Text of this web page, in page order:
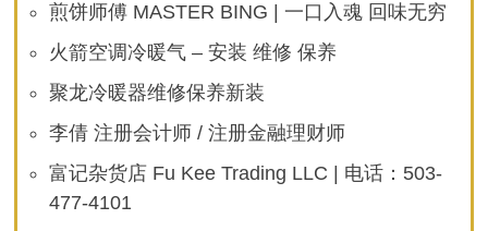
煎饼师傅 MASTER BING | 一口入魂 回味无穷
火箭空调冷暖气 – 安装 维修 保养
聚龙冷暖器维修保养新装
李倩 注册会计师 / 注册金融理财师
富记杂货店 Fu Kee Trading LLC | 电话：503-
477-4101